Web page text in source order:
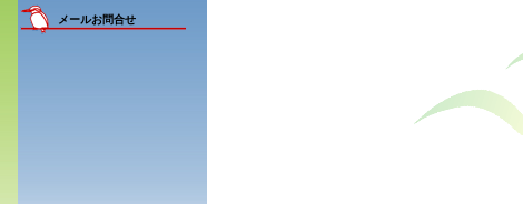
メールお問合せ